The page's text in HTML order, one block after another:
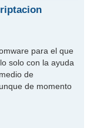
para el que
solo con la ayuda
de
de momento